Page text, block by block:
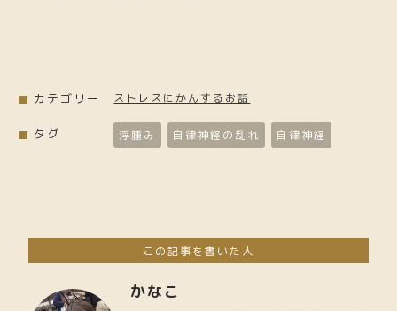
カテゴリー ストレスにかんするお話
タグ 浮腫み 自律神経の乱れ 自律神経
この記事を書いた人
かなこ